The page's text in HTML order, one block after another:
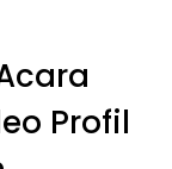
Profil